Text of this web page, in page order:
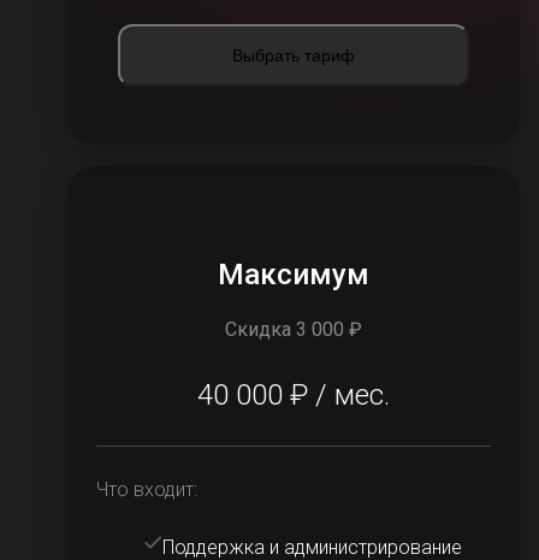
Выбрать тариф
Максимум
Скидка 3 000 ₽
40 000 ₽ / мес.
Что входит:
Поддержка и администрирование